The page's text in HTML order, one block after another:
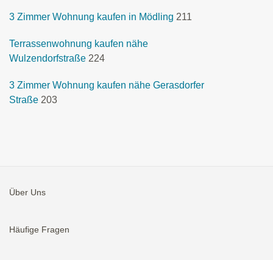
3 Zimmer Wohnung kaufen in Mödling 211
Terrassenwohnung kaufen nähe
Wulzendorfstraße 224
3 Zimmer Wohnung kaufen nähe Gerasdorfer
Straße 203
Über Uns
Häufige Fragen